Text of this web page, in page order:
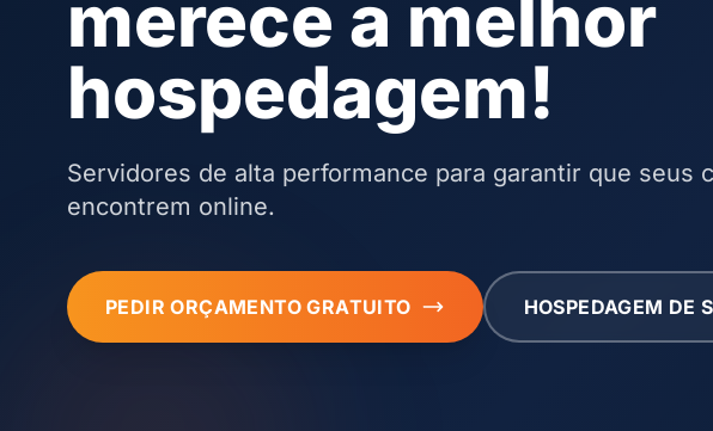
merece a melhor
hospedagem!
Servidores de alta performance para garantir que seus
encontrem online.
PEDIR ORÇAMENTO GRATUITO HOSPEDAGEM DE